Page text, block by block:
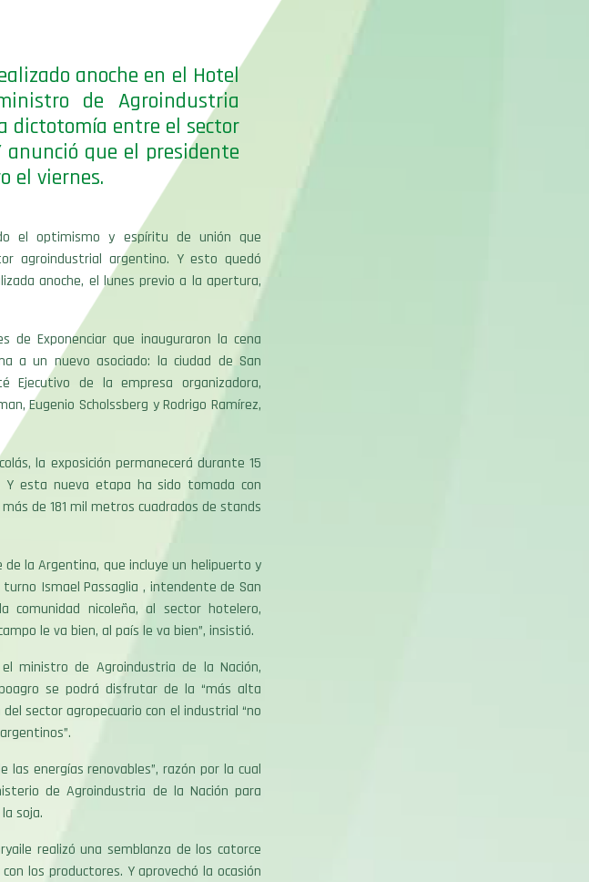
anoche en el Hotel
de Agroindustria
dictotomía entre el sector
que el presidente
el viernes.
el optimismo y espíritu de unión que
agroindustrial argentino. Y esto quedó
anoche, el lunes previo a la apertura,
de Exponenciar que inauguraron la cena
a un nuevo asociado: la ciudad de San
Ejecutivo de la empresa organizadora,
Eugenio Scholssberg y Rodrigo Ramírez,
la exposición permanecerá durante 15
esta nueva etapa ha sido tomada con
de 181 mil metros cuadrados de stands
la Argentina, que incluye un helipuerto y
Ismael Passaglia , intendente de San
comunidad nicoleña, al sector hotelero,
le va bien, al país le va bien”, insistió.
ministro de Agroindustria de la Nación,
se podrá disfrutar de la “más alta
sector agropecuario con el industrial “no
energías renovables”, razón por la cual
de Agroindustria de la Nación para
soja.
realizó una semblanza de los catorce
los productores. Y aprovechó la ocasión